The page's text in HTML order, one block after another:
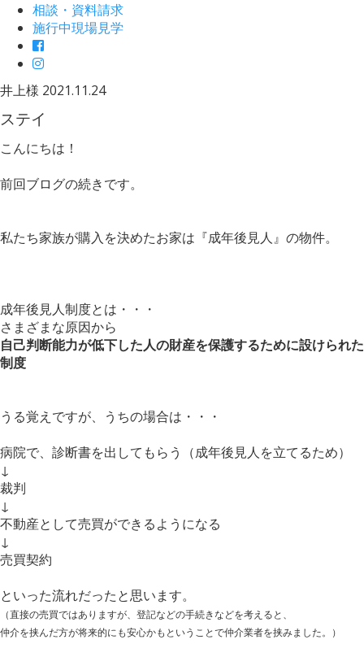
相談・資料請求
施行中現場見学
井上様 2021.11.24
ステイ
こんにちは！
前回ブログの続きです。
私たち家族が購入を決めたお家は『成年後見人』の物件。
成年後見人制度とは・・・
さまざまな原因から
自己判断能力が低下した人の財産を保護するために設けられた
制度
うる覚えですが、うちの場合は・・・
病院で、診断書を出してもらう（成年後見人を立てるため）
↓
裁判
↓
不動産として売買ができるようになる
↓
売買契約
といった流れだったと思います。
（直接の売買ではありますが、 登記などの手続きなどを考えると、
仲介を挟んだ方が将来的にも安心かも ということで仲介業者を挟みました。）